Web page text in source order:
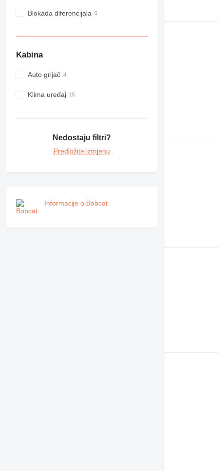
Blokada diferencijala
Kabina
Auto grijač
Klima uređaj
Nedostaju filtri?
Predložite izmjenu
Informacije o Bobcat